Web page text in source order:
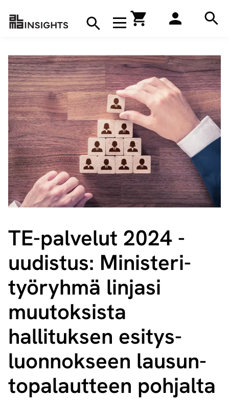
Avaa navigaatio
Hae
TE-palvelut 2024 -
uudistus: Mi­nis­te­ri­
työ­ryh­mä linjasi
muutoksista
hallituksen esi­tys­
luon­nok­seen lausun­
to­pa­laut­teen pohjalta